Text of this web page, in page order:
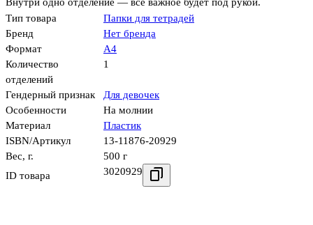
Внутри одно отделение — всё важное будет под рукой.
Тип товара
Папки для тетрадей
Бренд
Нет бренда
Формат
А4
Количество
отделений
1
Гендерный признак
Для девочек
Особенности
На молнии
Материал
Пластик
ISBN/Артикул
13-11876-20929
Вес, г.
500 г
ID товара
3020929